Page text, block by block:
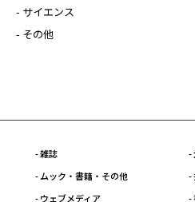
- サイエンス
- その他
- 雑誌
- ムック・書籍・その他
- ウェブメディア
-
-
-